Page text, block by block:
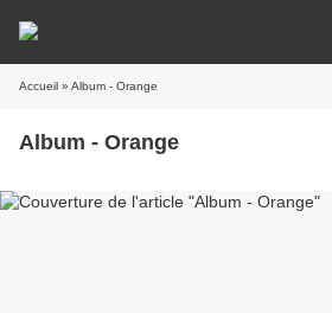
Accueil » Album - Orange
Album - Orange